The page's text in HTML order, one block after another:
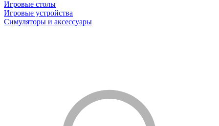
Игровые столы
Игровые устройства
Симуляторы и аксессуары